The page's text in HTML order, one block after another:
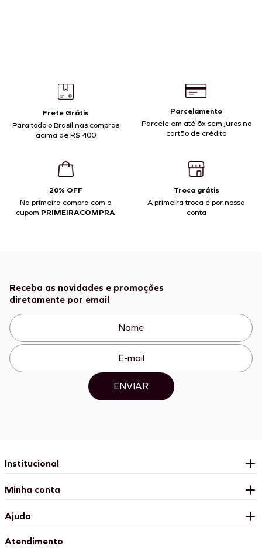
Frete Grátis
Para todo o Brasil nas compras
acima de R$ 400
Parcelamento
Parcele em até 6x sem juros no
cartão de crédito
20% OFF
Na primeira compra com o
cupom PRIMEIRACOMPRA
Troca grátis
A primeira troca é por nossa
conta
Receba as novidades e promoções
diretamente por email
ENVIAR
Institucional
Minha conta
Ajuda
Atendimento